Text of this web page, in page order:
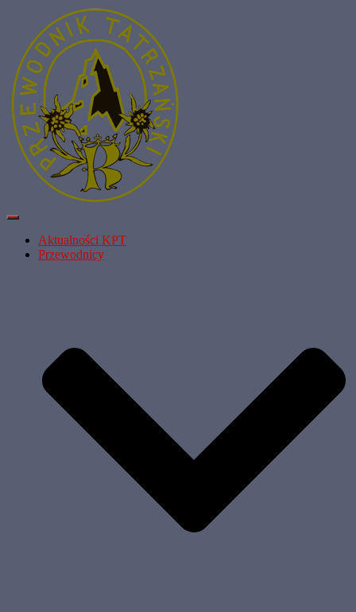
Przełącz
NawigacjęAktualności KPT
Przewodnicy